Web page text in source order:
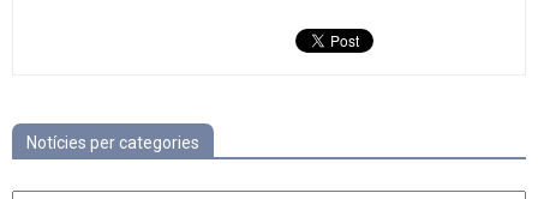
Notícies per categories
Notícies